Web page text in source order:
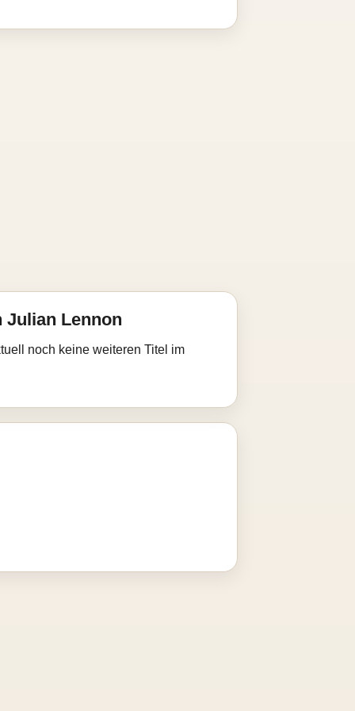
Julian Lennon
noch keine weiteren Titel im